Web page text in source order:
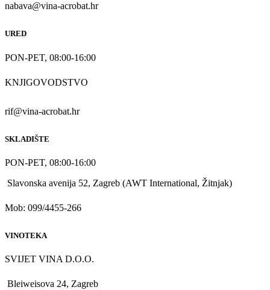
nabava@vina-acrobat.hr
URED
PON-PET, 08:00-16:00
KNJIGOVODSTVO
rif@vina-acrobat.hr
SKLADIŠTE
PON-PET, 08:00-16:00
Slavonska avenija 52, Zagreb (AWT International, Žitnjak)
Mob: 099/4455-266
VINOTEKA
SVIJET VINA D.O.O.
Bleiweisova 24, Zagreb